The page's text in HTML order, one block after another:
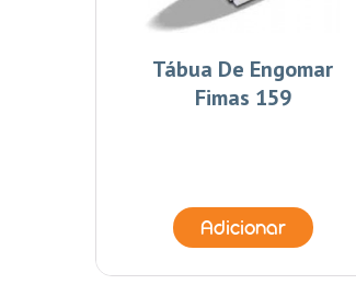
Tábua De Engomar
Fimas 159
Adicionar